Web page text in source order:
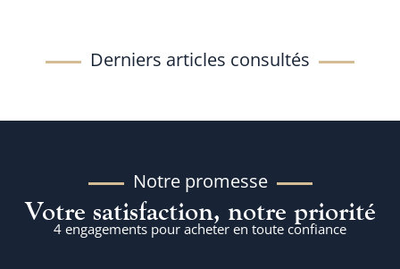
Derniers articles consultés
Notre promesse
Votre satisfaction, notre priorité
4 engagements pour acheter en toute confiance